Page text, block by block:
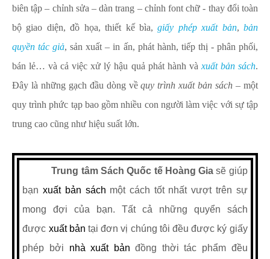
biên tập – chỉnh sửa – dàn trang – chỉnh font chữ - thay đổi toàn
bộ giao diện, đồ họa, thiết kế bìa,giấy phép xuất bản,bản
quyền tác giả, sản xuất – in ấn, phát hành, tiếp thị - phân phối,
bán lẻ… và cả việc xử lý hậu quả phát hành và xuất bản sách.
Đây là những gạch đầu dòng vềquy trình xuất bản sách – một
quy trình phức tạp bao gồm nhiều con người làm việc với sự tập
trung cao cũng như hiệu suất lớn.
Trung tâm Sách Quốc tế Hoàng Gia sẽ giúp
bạn xuất bản sách một cách tốt nhất vượt trên sự
mong đợi của bạn. Tất cả những quyển sách
được xuất bản tại đơn vị chúng tôi đều được ký giấy
phép bởi
nhà xuất bản đồng thời tác phẩm đều